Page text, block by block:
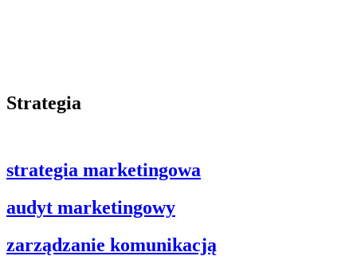
Strategia
strategia marketingowa
audyt marketingowy
zarządzanie komunikacją